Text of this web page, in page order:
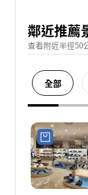
鄰近推薦
查看附近半徑50
全部